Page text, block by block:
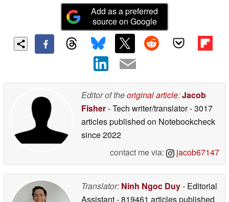
Add as a preferred
source on Google
Editor of theoriginal article:Jacob
Fisher- Tech writer/translator- 3017
articles published on Notebookcheck
since 2022
contact me via:
jacob67147
Translator: Ninh Ngoc Duy- Editorial
Assistant- 819461 articles published